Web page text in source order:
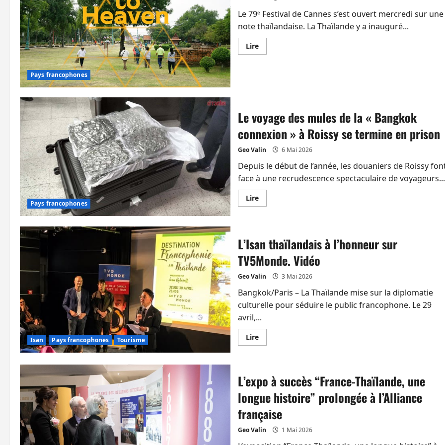
durée
pour
les
Thaïlandais
Pays francophones
Le 79ᵉ Festival de Cannes s’est ouvert mercredi sur une
note thaïlandaise. La Thaïlande y a inauguré...
LireEn
savoir
Cannes
Pays francophones
Le voyage des mules de la « Bangkok
connexion » à Roissy se termine en prison
Geo Valin 6 Mai 2026
Depuis le début de l’année, les douaniers de Roissy
face à une recrudescence spectaculaire de voyageurs...
LireEn
savoir
des
mules
la
«
Bangkok
connexion
»
à
Roissy
se
en
prison
Isan Pays francophones Tourisme
L’Isan thaïlandais à l’honneur sur
TV5Monde. Vidéo
Geo Valin 3 Mai 2026
Bangkok/Paris – La Thaïlande mise sur la diplomatie
culturelle pour séduire le public francophone. Le 29
avril,...
LireEn
savoir
à
l’honneur
sur
TV5Monde.
Vidéo
L’expo à succès “France-Thaïlande, une
longue histoire” prolongée à l’Alliance
française
Geo Valin 1 Mai 2026